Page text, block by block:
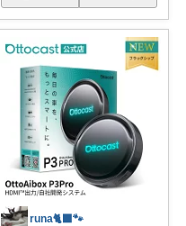
runa🐈‍⬛🐾